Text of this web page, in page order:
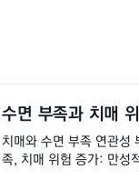
수면 부족과 치매
치매와 수면 부족 연관성 부분
족, 치매 위험 증가: 만성